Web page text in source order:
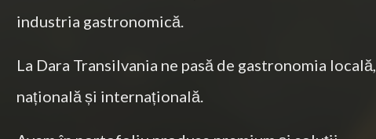
industria gastronomică.
La Dara Transilvania ne pasă de gastronomia locală,
națională și internațională.